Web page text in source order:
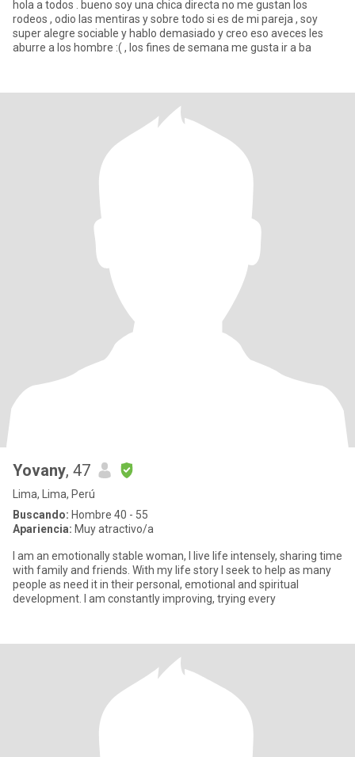
hola a todos . bueno soy una chica directa no me gustan los
rodeos , odio las mentiras y sobre todo si es de mi pareja , soy
super alegre sociable y hablo demasiado y creo eso aveces les
aburre a los hombre :( , los fines de semana me gusta ir a ba
Yovany, 47
Lima, Lima, Perú
Buscando: Hombre 40 - 55
Apariencia: Muy atractivo/a
I am an emotionally stable woman, I live life intensely, sharing time
with family and friends. With my life story I seek to help as many
people as need it in their personal, emotional and spiritual
development. I am constantly improving, trying every